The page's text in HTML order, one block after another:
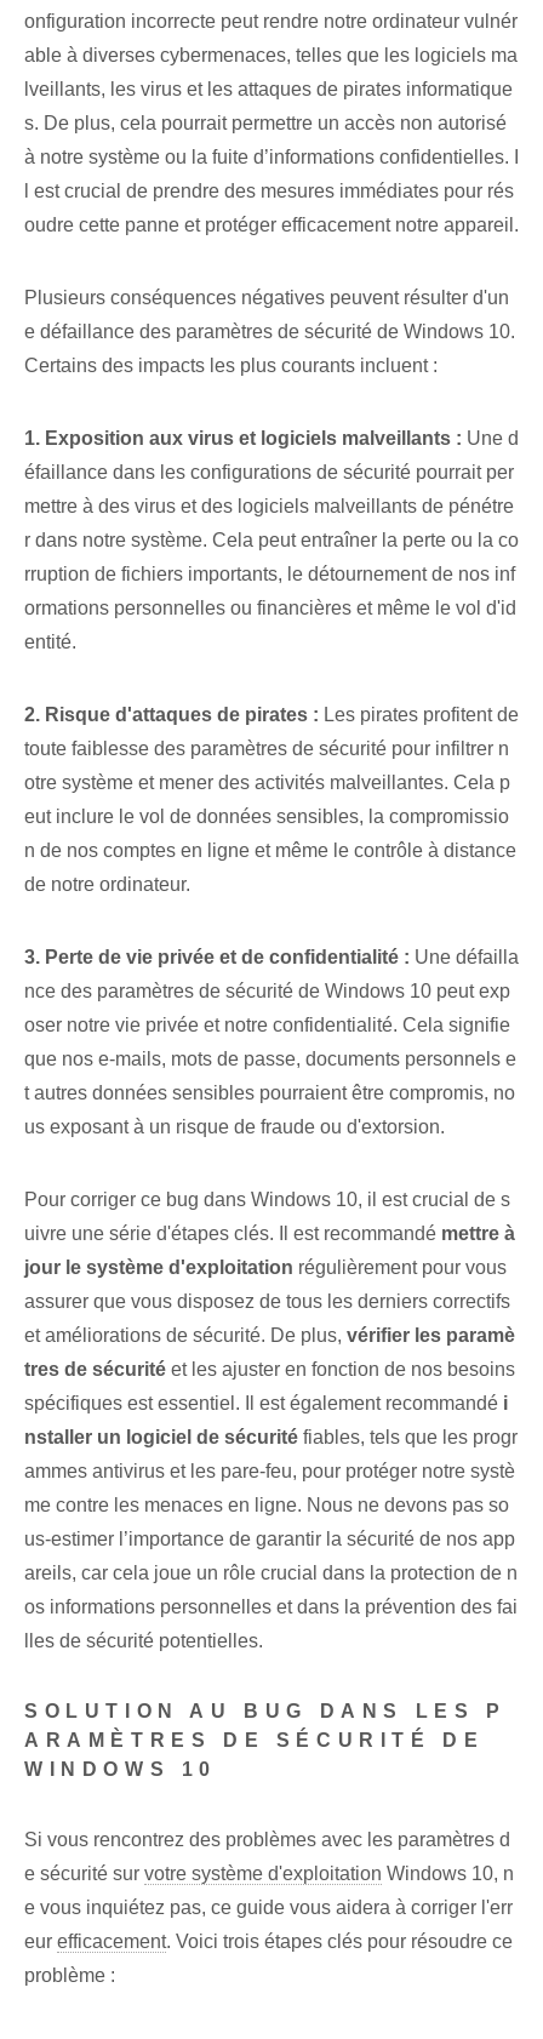
onfiguration incorrecte peut rendre notre ordinateur vulnér
able à diverses cybermenaces, telles que les logiciels ma
lveillants, les virus et les attaques de pirates informatique
s. De plus, cela pourrait permettre un accès non autorisé
à notre système ou la fuite d’informations confidentielles. I
l est crucial de prendre des mesures immédiates pour rés
oudre cette panne et protéger efficacement notre appareil.
Plusieurs conséquences négatives peuvent résulter d'un
e défaillance des paramètres de sécurité de Windows 10.
Certains⁢ des impacts les plus courants incluent :
1.⁤ Exposition aux virus et logiciels malveillants : Une d
éfaillance dans les configurations de sécurité pourrait per
mettre à des virus et des logiciels malveillants de pénétre
r dans notre système. Cela peut entraîner la perte ou la co
rruption de fichiers importants, le détournement de nos inf
ormations personnelles ou financières et même le vol d'id
entité.
2. Risque d'attaques de pirates : Les pirates profitent de
toute faiblesse des paramètres de sécurité pour infiltrer n
otre système et mener des activités malveillantes. Cela p
eut inclure le vol de données sensibles, la compromissio
n de nos comptes en ligne et même le contrôle à distance
de notre ordinateur.
3. Perte de vie privée et de confidentialité : Une défailla
nce des paramètres de sécurité de Windows 10 peut exp
oser notre vie privée et notre confidentialité. Cela ⁢signifie
que nos e-mails, mots de passe, documents personnels e
t autres données sensibles ‌pourraient être compromis, no
us exposant à un risque de fraude ou ⁤d'extorsion.
Pour corriger ce bug dans Windows 10, il est crucial de s
uivre une série d'étapes clés. Il est recommandé mettre à
jour le système d'exploitation régulièrement pour vous
assurer que vous disposez de tous les derniers correctifs
et améliorations de sécurité.​ De plus, vérifier les paramè
tres de sécurité et les ajuster en fonction de nos besoins
spécifiques est essentiel. Il est également recommandé i
nstaller un logiciel de sécurité fiables, tels que les progr
ammes antivirus et les pare-feu, pour protéger notre systè
me contre les menaces en ligne. Nous ne devons pas so
us-estimer l’importance de garantir la sécurité de nos app
areils, car cela joue un rôle crucial dans la protection de n
os informations personnelles et dans la prévention des fai
lles de sécurité potentielles.
SOLUTION AU BUG‌ DANS LES P
ARAMÈTRES DE SÉCURITÉ DE
WINDOWS 10
Si vous rencontrez⁤ des problèmes avec les paramètres d
e sécurité sur votre système d'exploitation Windows 10, n
e vous inquiétez pas, ce guide vous aidera à corriger l'err
eur efficacement. Voici trois étapes clés pour résoudre ce
problème :